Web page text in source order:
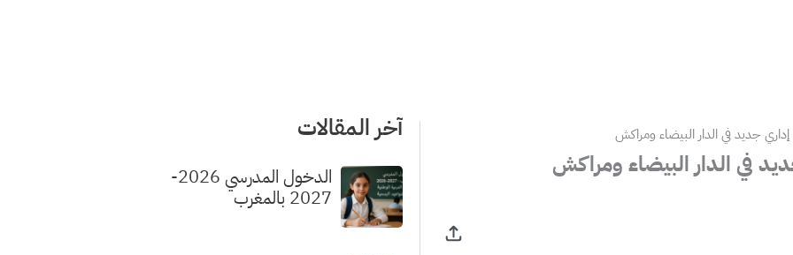
جديد في الدار البيضاء ومراكش
في الدار البيضاء ومراكش
آخر المقالات
الدخول المدرسي 2026-
2027 بالمغرب